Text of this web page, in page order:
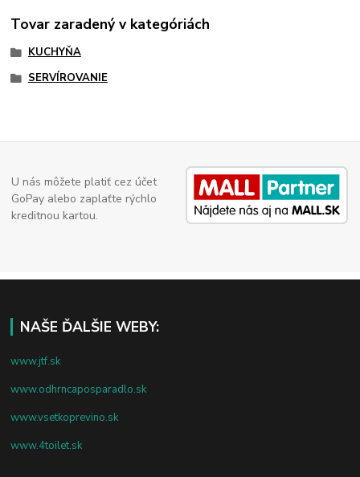
Tovar zaradený v kategóriách
KUCHYŇA
SERVÍROVANIE
U nás môžete platiť cez účet
GoPay alebo zaplaťte rýchlo
kreditnou kartou.
NAŠE ĎALŠIE WEBY:
www.jtf.sk
www.odhrncaposparadlo.sk
www.vsetkoprevino.sk
www.4toilet.sk